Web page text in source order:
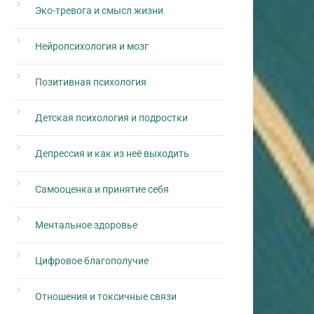
Эко-тревога и смысл жизни
Нейропсихология и мозг
Позитивная психология
Детская психология и подростки
Депрессия и как из неё выходить
Самооценка и принятие себя
Ментальное здоровье
Цифровое благополучие
Отношения и токсичные связи